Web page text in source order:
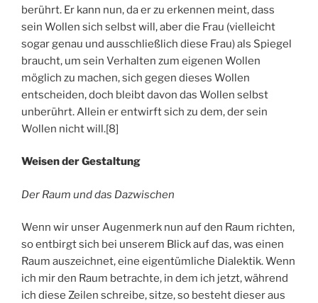
berührt. Er kann nun, da er zu erkennen meint, dass
sein Wollen sich selbst will, aber die Frau (vielleicht
sogar genau und ausschließlich diese Frau) als Spiegel
braucht, um sein Verhalten zum eigenen Wollen
möglich zu machen, sich gegen dieses Wollen
entscheiden, doch bleibt davon das Wollen selbst
unberührt. Allein er entwirft sich zu dem, der sein
Wollen nicht will.[8]
Weisen der Gestaltung
Der Raum und das Dazwischen
Wenn wir unser Augenmerk nun auf den Raum richten,
so entbirgt sich bei unserem Blick auf das, was einen
Raum auszeichnet, eine eigentümliche Dialektik. Wenn
ich mir den Raum betrachte, in dem ich jetzt, während
ich diese Zeilen schreibe, sitze, so besteht dieser aus